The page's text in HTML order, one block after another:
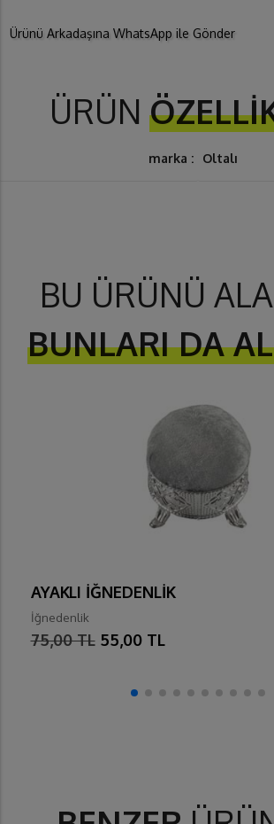
Ürünü Arkadaşına WhatsApp ile Gönder
ÜRÜN
marka : Oltalı
BU ÜRÜNÜ
BUNLARI DA
AYAKLI İĞNEDENLİK
İğnedenlik
75,00 TL 55,00 TL